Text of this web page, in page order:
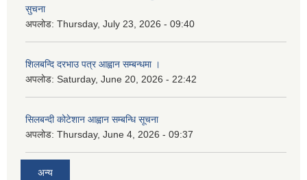
सुचना
अपलोड: Thursday, July 23, 2026 - 09:40
शिलबन्दि दरभाउ पत्र आह्वान सम्बन्धमा ।
अपलोड: Saturday, June 20, 2026 - 22:42
सिलबन्दी कोटेशान आह्वान सम्बन्धि सूचना
अपलोड: Thursday, June 4, 2026 - 09:37
अन्य